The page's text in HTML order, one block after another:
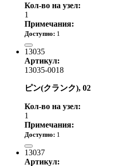
Кол-во на узел:
1
Примечания:
Доступно: 1
13035
Артикул:
13035-0018
ピン(クランク), 02
Кол-во на узел:
1
Примечания:
Доступно: 1
13037
Артикул: